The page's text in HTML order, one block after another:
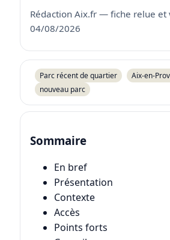
Rédaction Aix.fr — fiche relue et
04/08/2026
Parc récent de quartier Aix-en-
nouveau parc
Sommaire
En bref
Présentation
Contexte
Accès
Points forts